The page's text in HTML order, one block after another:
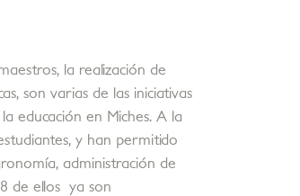
la realización de
son varias de las iniciativas
educación en Miches. A la
y han permitido
administración de
de ellos ya son